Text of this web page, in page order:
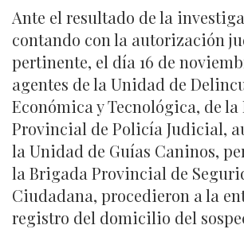
Ante el resultado de la
contando con la autorización
pertinente, el día 16 de
agentes de la Unidad de
Económica y Tecnológica, de
Provincial de Policía Judicial,
la Unidad de Guías Caninos,
la Brigada Provincial de
Ciudadana, procedieron a la
registro del domicilio del